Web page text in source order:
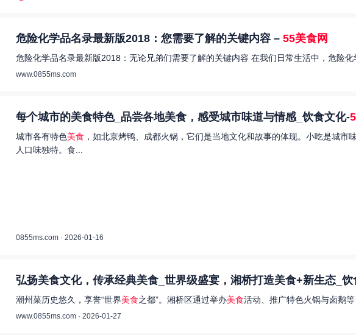
危险化学品名录最新版2018：您需要了解的关键内容 – 55美食网
危险化学品名录最新版2018：无论兄弟们需要了解的关键内容 在我们日常生活中，危险
www.0855ms.com
每个城市的美食特色_品尝各地美食，感受城市味道与情感_饮食文化-
城市各有特色美食 ，如北京烤鸭、成都火锅，它们是当地文化和故事的体现。小吃是城市
人口味独特。食...
0855ms.com · 2026-01-16
弘扬美食文化，传承经典美食_世界级盛宴，湘桥打造美食+新生态_饮
潮州菜历史悠久，享誉“世界美食之都”。湘桥区通过举办美食活动、推广特色火锅与卤鹅
www.0855ms.com · 2026-01-27